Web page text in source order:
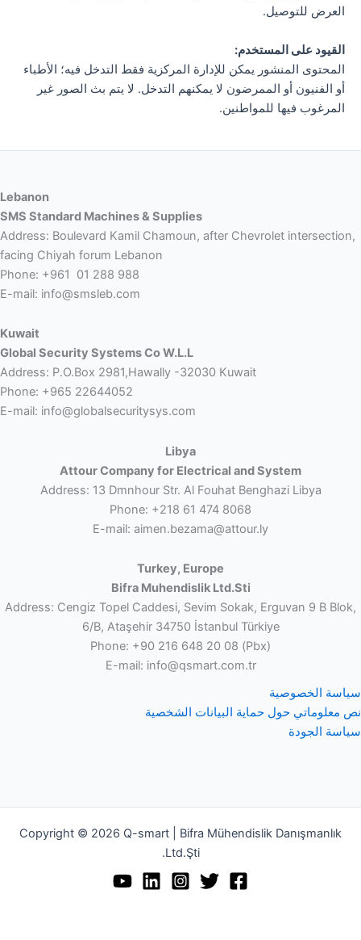
العرض للتوصيل.
القيود على المستخدم:
المحتوى المنشور يمكن للإدارة المركزية فقط التدخل فيه؛ الأطباء
أو الفنيون أو الممرضون لا يمكنهم التدخل. لا يتم بث الصور غير
المرغوب فيها للمواطنين.
Lebanon
SMS Standard Machines & Supplies
Address: Boulevard Kamil Chamoun, after Chevrolet
facing Chiyah forum Lebanon
Phone: +961 01 288 988
E-mail: info@smsleb.com
Kuwait
Global Security Systems Co W.L.L
Address: P.O.Box 2981,Hawally -32030 Kuwait
Phone: +965 22644052
E-mail: info@globalsecuritysys.com
Libya
Attour Company for Electrical and System
Address: 13 Dmnhour Str. Al Fouhat Benghazi Libya
Phone: +218 61 474 8068
E-mail: aimen.bezama@attour.ly
Turkey, Europe
Bifra Muhendislik Ltd.Sti
Address: Cengiz Topel Caddesi, Sevim Sokak, Erguvan 9 B
6/B, Ataşehir 34750 İstanbul Türkiye
Phone: +90 216 648 20 08 (Pbx)
E-mail: info@qsmart.com.tr
الخصوصية
معلوماتي حول حماية البيانات الشخصية
الجودة
Copyright © 2026 Q-smart | Bifra Mühendislik Danışmanlık
Ltd.Şti.